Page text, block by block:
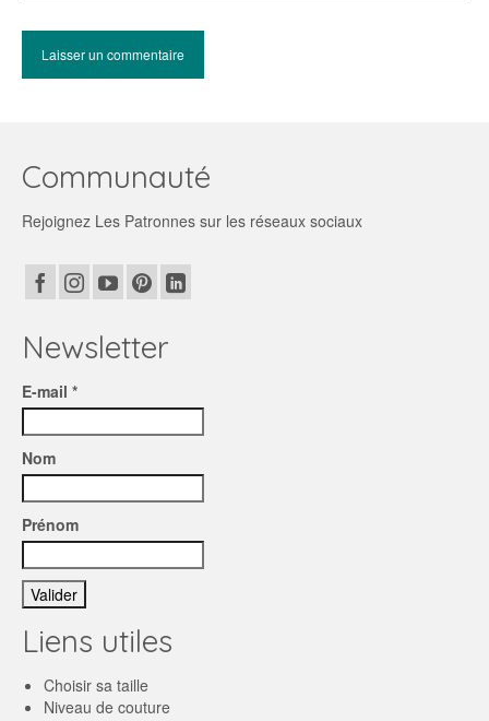
Communauté
Rejoignez Les Patronnes sur les réseaux sociaux
Newsletter
E-mail *
Nom
Prénom
Liens utiles
Choisir sa taille
Niveau de couture